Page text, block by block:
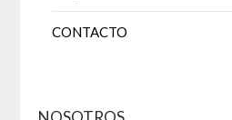
CONTACTO